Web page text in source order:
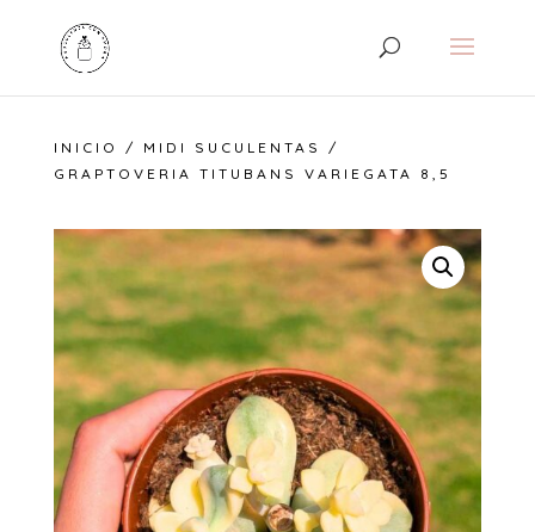
INICIO / MIDI SUCULENTAS
/
GRAPTOVERIA TITUBANS VARIEGATA 8,5